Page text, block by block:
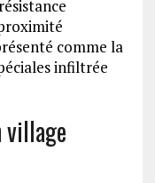
comme la
infiltrée
village